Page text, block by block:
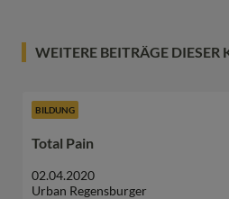
WEITERE BEITRÄGE DIESER
BILDUNG
Total Pain
02.04.2020
Urban Regensburger